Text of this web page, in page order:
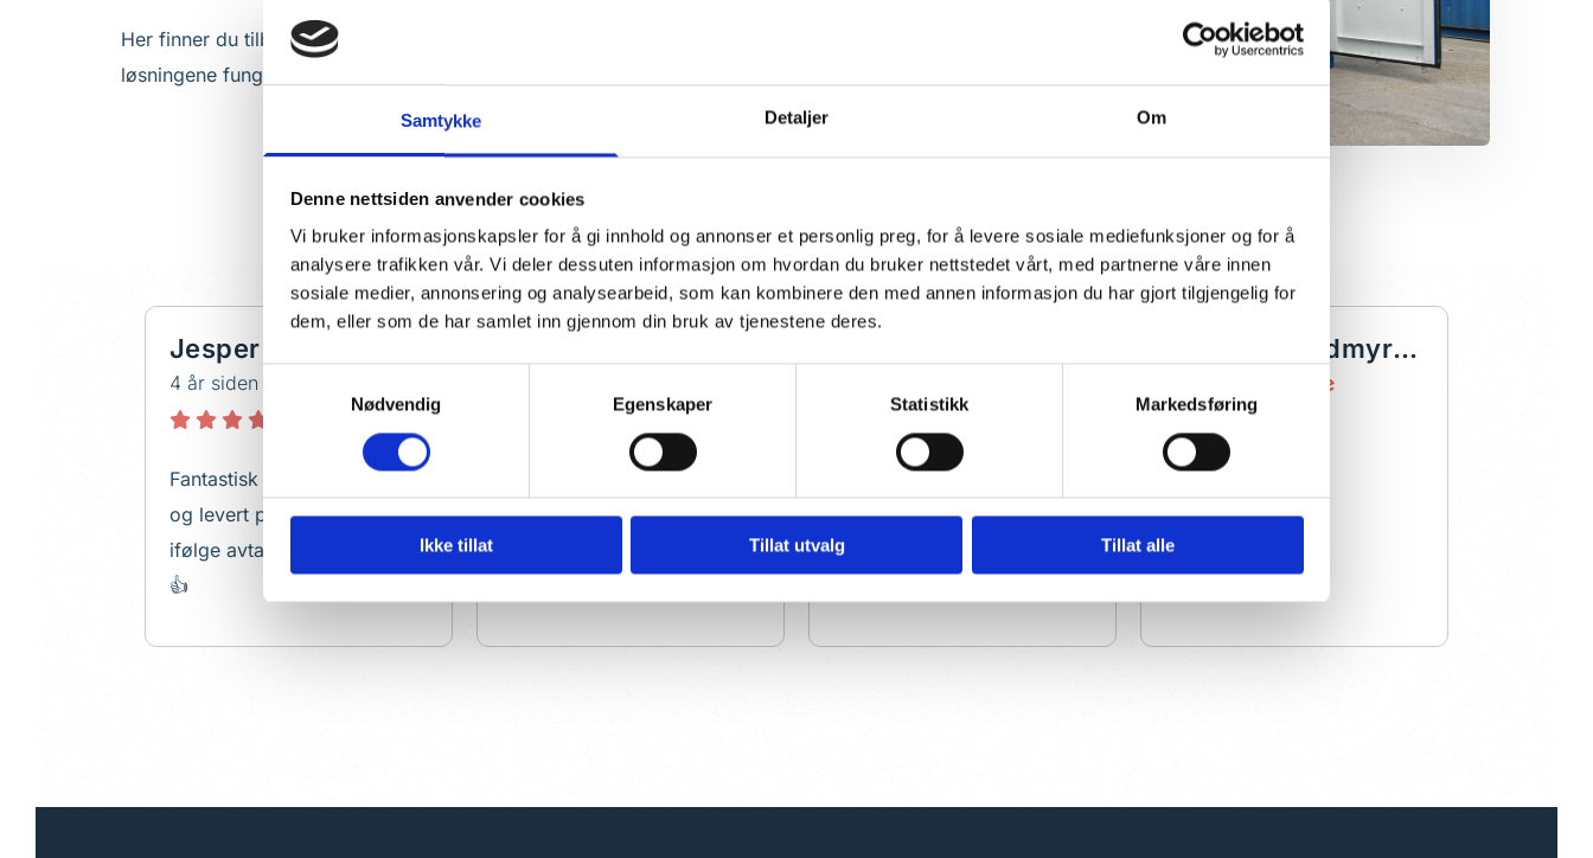
Samtykke Detaljer Om
Denne nettsiden anvender cookies
Vi bruker informasjonskapsler for å gi innhold og annonser et personlig preg, for å levere sosiale mediefunksjoner og for å
analysere trafikken vår. Vi deler dessuten informasjon om hvordan du bruker nettstedet vårt, med partnerne våre innen
sosiale medier, annonsering og analysearbeid, som kan kombinere den med annen informasjon du har gjort tilgjengelig for
dem, eller som de har samlet inn gjennom din bruk av tjenestene deres.
Nødvendig
Egenskaper Statistikk Markedsføring
Ikke tillat Tillat utvalg Tillat alle
Her finner du tilbakemeldinger fra kunder og eksempler på hvordan
løsningene fungerer i praksis.
Jesper Schweitz
4 år siden
Fantastisk kommunikasjon
og levert på døren 100%
ifølge avtale. Klart anbefalt
👍
Fantastisk service, bra pris
og bra produkt
Ryddig og punktlig!
Veronica Vildmyren